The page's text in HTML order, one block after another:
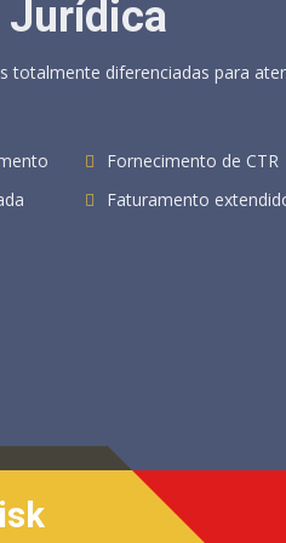
Jurídica
totalmente diferenciadas para
Fornecimento de CTR
Faturamento